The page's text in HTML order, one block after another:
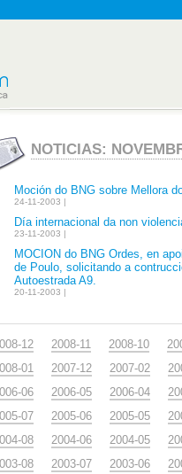
NOTICIAS:
Moción do BNG sobre Mellora
24-11-2003 |
Día internacional da non
23-11-2003 |
MOCION do BNG Ordes, en
de Poulo, solicitando a
Autoestrada A9.
20-11-2003 |
12 2008-11 2008-10
01
2007-12 2007-02
06
2006-05 2006-04
07
2005-06 2005-05
08
2004-06 2004-05
08
2003-07 2003-06